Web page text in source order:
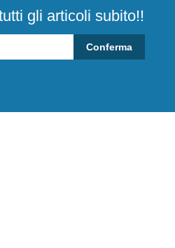
gli articoli subito!!
Conferma